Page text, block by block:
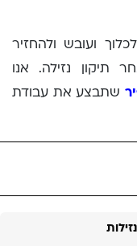
ועובש ולהחזיר
נזילה. אנו
שתבצע את עבודת